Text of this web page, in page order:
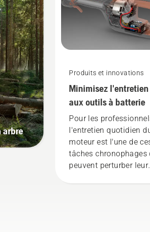
mode
arbre
Produits et innovations
Minimisez
aux outils à batterie
Pour les
l'entretien quotidien
moteur est l'une de
tâches chronophages
peuvent perturber leur